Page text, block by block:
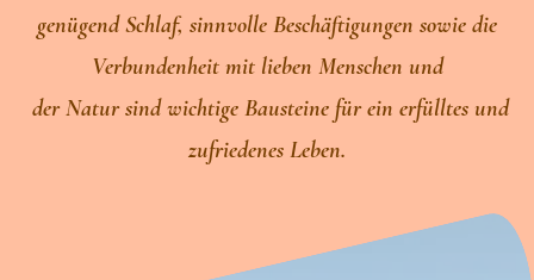
genügend Schlaf, sinnvolle Beschäftigungen sowie die
Verbundenheit mit lieben Menschen und
der Natur sind wichtige Bausteine für ein erfülltes und
zufriedenes Leben.